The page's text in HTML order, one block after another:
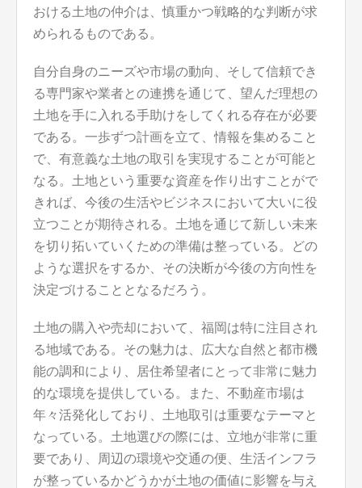
おける土地の仲介は、慎重かつ戦略的な判断が求
められるものである。
自分自身のニーズや市場の動向、そして信頼でき
る専門家や業者との連携を通じて、望んだ理想の
土地を手に入れる手助けをしてくれる存在が必要
である。一歩ずつ計画を立て、情報を集めること
で、有意義な土地の取引を実現することが可能と
なる。土地という重要な資産を作り出すことがで
きれば、今後の生活やビジネスにおいて大いに役
立つことが期待される。土地を通じて新しい未来
を切り拓いていくための準備は整っている。どの
ような選択をするか、その決断が今後の方向性を
決定づけることとなるだろう。
土地の購入や売却において、福岡は特に注目され
る地域である。その魅力は、広大な自然と都市機
能の調和により、居住希望者にとって非常に魅力
的な環境を提供している。また、不動産市場は
年々活発化しており、土地取引は重要なテーマと
なっている。土地選びの際には、立地が非常に重
要であり、周辺の環境や交通の便、生活インフラ
が整っているかどうかが土地の価値に影響を与え